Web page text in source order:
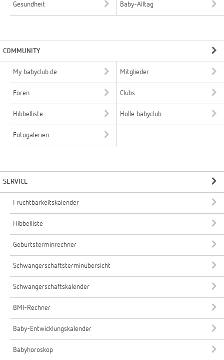
Gesundheit Baby-Alltag
COMMUNITY
My babyclub.de Mitglieder
Foren Clubs
Hibbelliste Holle babyclub
Fotogalerien
SERVICE
Fruchtbarkeitskalender
Hibbelliste
Geburtsterminrechner
Schwangerschaftsterminübersicht
Schwangerschaftskalender
BMI-Rechner
Baby-Entwicklungskalender
Babyhoroskop